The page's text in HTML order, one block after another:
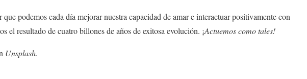
podemos cada día mejorar nuestra capacidad de amar e interactuar positivamente con
el resultado de cuatro billones de años de exitosa evolución. ¡Actuemos como tales!
Unsplash.